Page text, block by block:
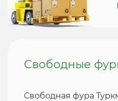
Свободные
Свободная фура